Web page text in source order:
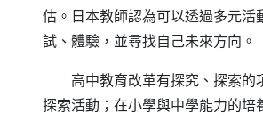
估。日本教師認為可以透過多元活
試、體驗，並尋找自己未來方向。
高中教育改革有探究、探索的
探索活動；在小學與中學能力的培